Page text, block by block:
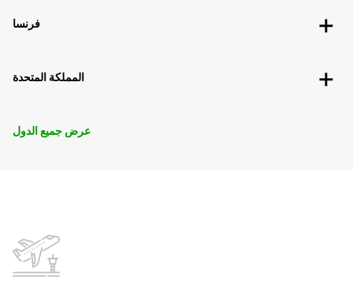
فرنسا
المملكة المتحدة
عرض جميع الدول